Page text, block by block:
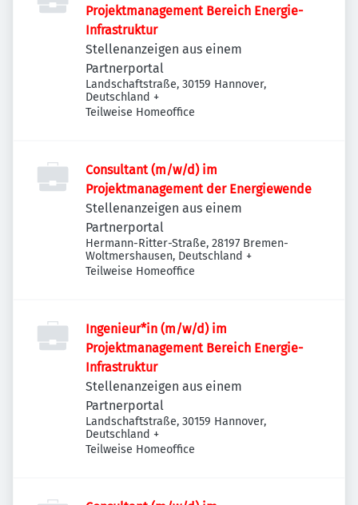
Projektmanagement Bereich Energie-
Infrastruktur
Stellenanzeigen aus einem
Partnerportal
Landschaftstraße, 30159 Hannover,
Deutschland +
Teilweise Homeoffice
Consultant (m/w/d) im
Projektmanagement der Energiewende
Stellenanzeigen aus einem
Partnerportal
Hermann-Ritter-Straße, 28197 Bremen-
Woltmershausen, Deutschland +
Teilweise Homeoffice
Ingenieur*in (m/w/d) im
Projektmanagement Bereich Energie-
Infrastruktur
Stellenanzeigen aus einem
Partnerportal
Landschaftstraße, 30159 Hannover,
Deutschland +
Teilweise Homeoffice